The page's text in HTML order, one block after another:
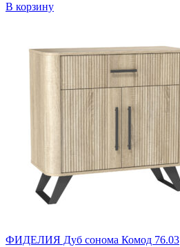
В корзину
ФИДЕЛИЯ Дуб сонома Комод 76.03